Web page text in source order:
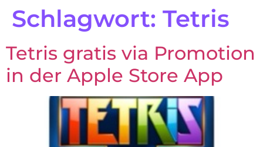
Schlagwort: Tetris
Tetris gratis via Promotion
in der Apple Store App